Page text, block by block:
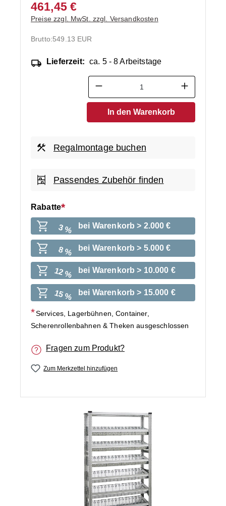
461,45 €
Preise zzgl. MwSt. zzgl. Versandkosten
Brutto:549.13 EUR
Lieferzeit: ca. 5 - 8 Arbeitstage
Produkt Anzahl: Gib den
In den Warenkorb
Regalmontage buchen
Passendes Zubehör finden
Rabatte
3 % bei Warenkorb > 2.000 €
8 % bei Warenkorb > 5.000 €
12 % bei Warenkorb > 10.000 €
15 % bei Warenkorb > 15.000 €
Services, Lagerbühnen, Container,
Scherenrollenbahnen & Theken ausgeschlossen
Fragen zum Produkt?
Zum Merkzettel hinzufügen
Bildergalerie überspringen